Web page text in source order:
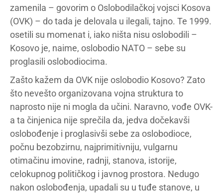
zamenila – govorim o Oslobodilačkoj vojsci Kosova
(OVK) – do tada je delovala u ilegali, tajno. Te 1999.
osetili su momenat i, iako ništa nisu oslobodili –
Kosovo je, naime, oslobodio NATO – sebe su
proglasili oslobodiocima.
Zašto kažem da OVK nije oslobodio Kosovo? Zato
što nevešto organizovana vojna struktura to
naprosto nije ni mogla da učini. Naravno, vođe OVK-
a ta činjenica nije sprečila da, jedva dočekavši
oslobođenje i proglasivši sebe za oslobodioce,
počnu bezobzirnu, najprimitivniju, vulgarnu
otimačinu imovine, radnji, stanova, istorije,
celokupnog političkog i javnog prostora. Nedugo
nakon oslobođenja, upadali su u tuđe stanove, u